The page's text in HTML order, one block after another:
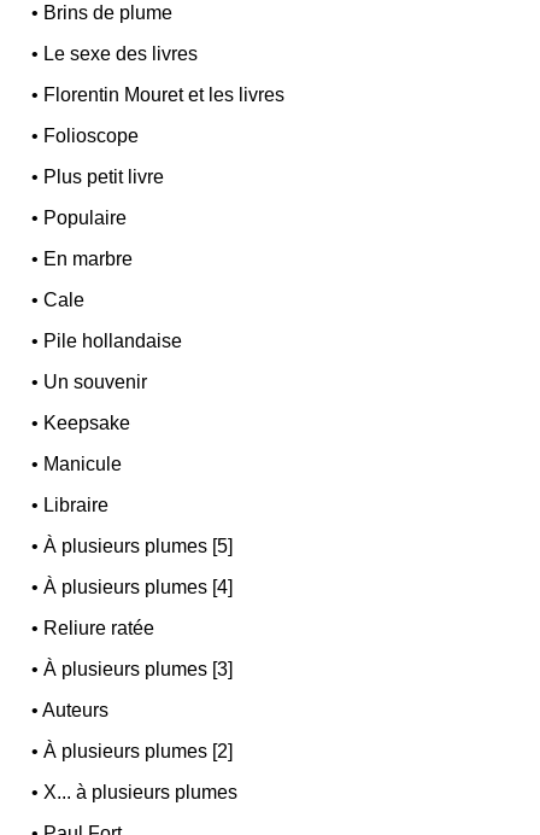
• Brins de plume
• Le sexe des livres
• Florentin Mouret et les livres
• Folioscope
• Plus petit livre
• Populaire
• En marbre
•Cale
• Pile hollandaise
• Un souvenir
• Keepsake
• Manicule
• Libraire
•À plusieurs plumes [5]
•À plusieurs plumes [4]
• Reliure ratée
•À plusieurs plumes [3]
•Auteurs
•À plusieurs plumes [2]
• X... à plusieurs plumes